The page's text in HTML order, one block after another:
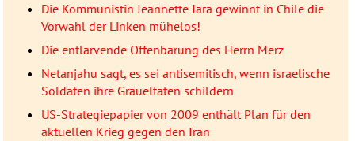
Die Kommunistin Jeannette Jara gewinnt in Chile die
Vorwahl der Linken mühelos!
Die entlarvende Offenbarung des Herrn Merz
Netanjahu sagt, es sei antisemitisch, wenn israelische
Soldaten ihre Gräueltaten schildern
US-Strategiepapier von 2009 enthält Plan für den
aktuellen Krieg gegen den Iran